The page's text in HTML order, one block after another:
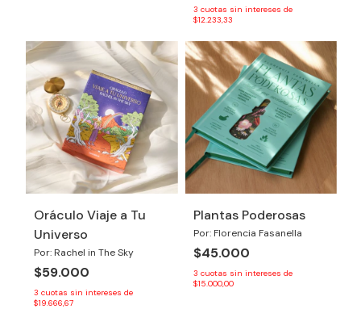
3 cuotas sin intereses de
$12.233,33
Oráculo Viaje a Tu
Universo
Por: Rachel in The Sky
$59.000
3 cuotas sin intereses de
$19.666,67
Plantas Poderosas
Por: Florencia Fasanella
$45.000
3 cuotas sin intereses de
$15.000,00